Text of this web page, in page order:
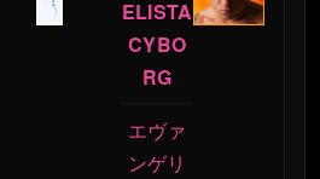
ELISTA
CYBO
RG
エヴァ
ンゲリ